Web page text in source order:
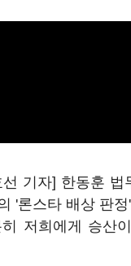
기자] 한동훈 법
'론스타 배상 판
저희에게 승산